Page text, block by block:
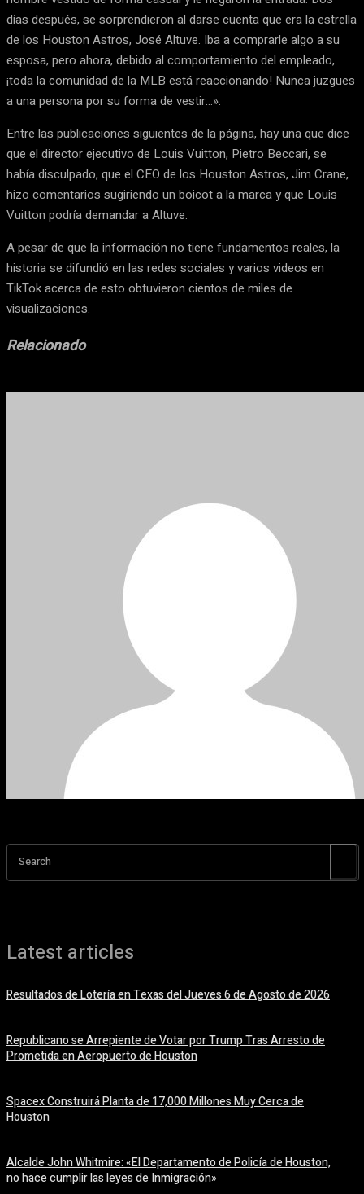
días después, se sorprendieron al darse cuenta que era la estrella
de los Houston Astros, José Altuve. Iba a comprarle algo a su
esposa, pero ahora, debido al comportamiento del empleado,
¡toda la comunidad de la MLB está reaccionando! Nunca juzgues
a una persona por su forma de vestir…».
Entre las publicaciones siguientes de la página, hay una que dice
que el director ejecutivo de Louis Vuitton, Pietro Beccari, se
había disculpado, que el CEO de los Houston Astros, Jim Crane,
hizo comentarios sugiriendo un boicot a la marca y que Louis
Vuitton podría demandar a Altuve.
A pesar de que la información no tiene fundamentos reales, la
historia se difundió en las redes sociales y varios videos en
TikTok acerca de esto obtuvieron cientos de miles de
visualizaciones.
Relacionado
Search
Latest articles
Resultados de Lotería en Texas del Jueves 6 de Agosto de 2026
Republicano se Arrepiente de Votar por Trump Tras Arresto de
Prometida en Aeropuerto de Houston
Spacex Construirá Planta de 17,000 Millones Muy Cerca de
Houston
Alcalde John Whitmire: «El Departamento de Policía de Houston,
no hace cumplir las leyes de Inmigración»